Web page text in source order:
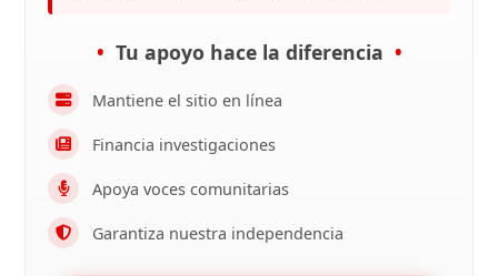
Tu apoyo hace la diferencia
Mantiene el sitio en línea
Financia investigaciones
Apoya voces comunitarias
Garantiza nuestra independencia